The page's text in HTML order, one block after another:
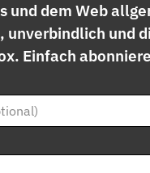
und dem Web
unverbindlich und
Einfach